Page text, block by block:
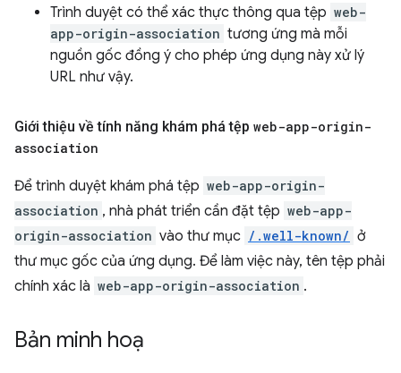
Trình duyệt có thể xác thực thông qua tệp web-
app-origin-association tương ứng mà mỗi
nguồn gốc đồng ý cho phép ứng dụng này xử lý
URL như vậy.
Giới thiệu về tính năng khám phá tệp web-app-origin-
association
Để trình duyệt khám phá tệp web-app-origin-
association , nhà phát triển cần đặt tệp web-app-
origin-association vào thư mục /.well-known/ ở
thư mục gốc của ứng dụng. Để làm việc này, tên tệp phải
chính xác là web-app-origin-association .
Bản minh hoạ